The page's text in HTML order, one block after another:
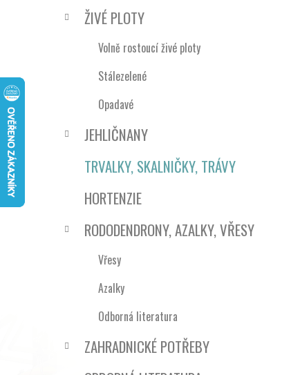
ŽIVÉ PLOTY
Volně rostoucí živé ploty
Stálezelené
Opadavé
JEHLIČNANY
TRVALKY, SKALNIČKY, TRÁVY
HORTENZIE
RODODENDRONY, AZALKY, VŘESY
Vřesy
Azalky
Odborná literatura
ZAHRADNICKÉ POTŘEBY